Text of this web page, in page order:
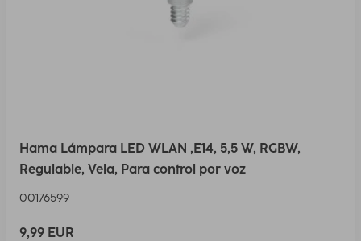
Hama Lámpara LED WLAN ,E14, 5,5 W, RGBW,
Regulable, Vela, Para control por voz
00176599
9,99 EUR